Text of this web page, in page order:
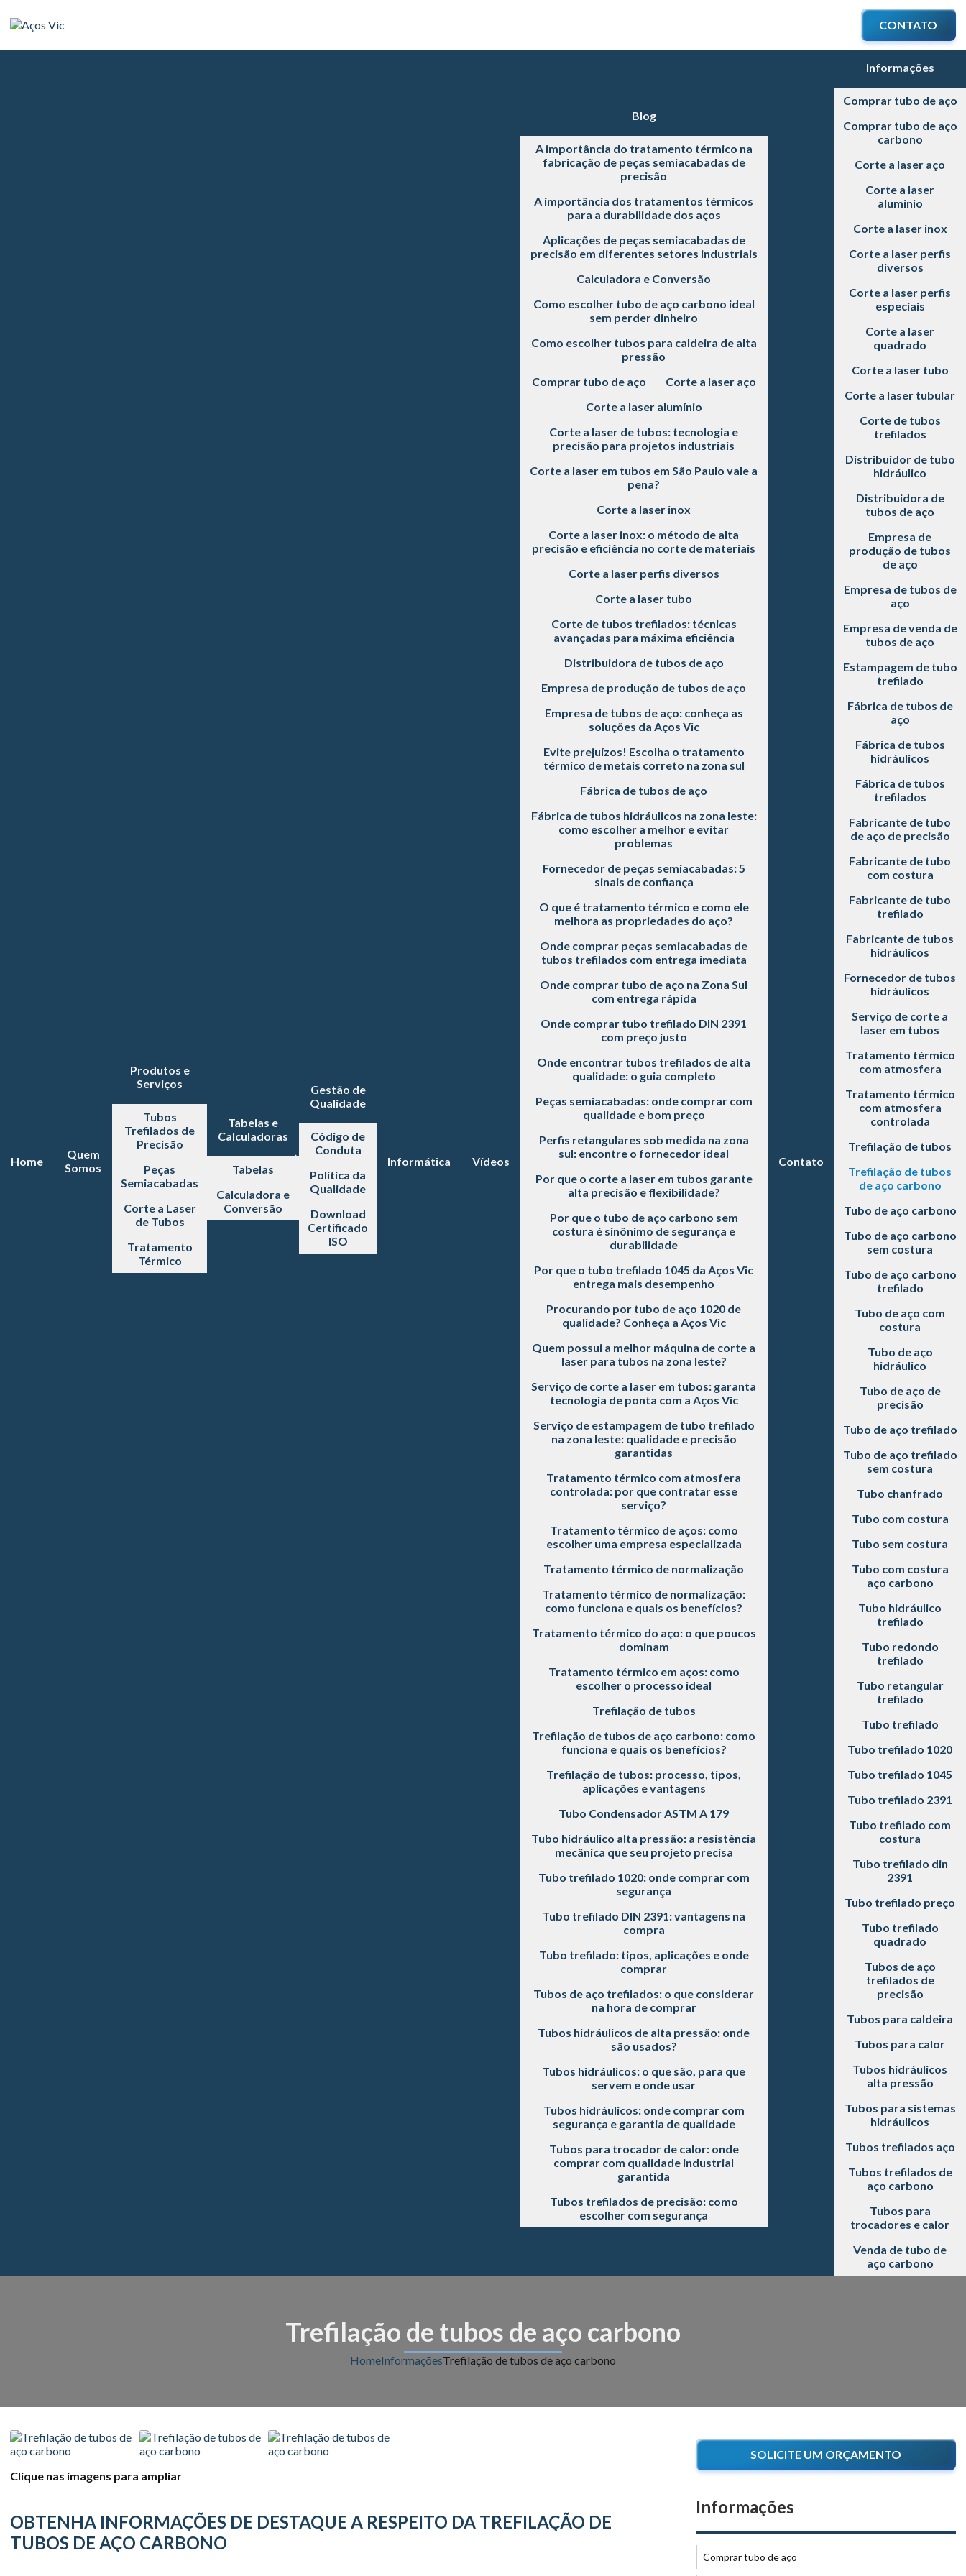
CONTATO
Home
Quem
Somos
Produtos e
Serviços
Tubos
Trefilados de
Precisão
Peças
Semiacabadas
Corte a Laser
de Tubos
Tratamento
Térmico
Tabelas e
Calculadoras
Tabelas
Calculadora e
Conversão
Gestão de
Qualidade
Código de
Conduta
Política da
Qualidade
Download
Certificado
ISO
Informática Vídeos
Blog
A importância do tratamento térmico na
fabricação de peças semiacabadas de
precisão
A importância dos tratamentos térmicos
para a durabilidade dos aços
Aplicações de peças semiacabadas de
precisão em diferentes setores industriais
Calculadora e Conversão
Como escolher tubo de aço carbono ideal
sem perder dinheiro
Como escolher tubos para caldeira de alta
pressão
Comprar tubo de aço
Corte a laser aço
Corte a laser alumínio
Corte a laser de tubos: tecnologia e
precisão para projetos industriais
Corte a laser em tubos em São Paulo vale a
pena?
Corte a laser inox
Corte a laser inox: o método de alta
precisão e eficiência no corte de materiais
Corte a laser perfis diversos
Corte a laser tubo
Corte de tubos trefilados: técnicas
avançadas para máxima eficiência
Distribuidora de tubos de aço
Empresa de produção de tubos de aço
Empresa de tubos de aço: conheça as
soluções da Aços Vic
Evite prejuízos! Escolha o tratamento
térmico de metais correto na zona sul
Fábrica de tubos de aço
Fábrica de tubos hidráulicos na zona leste:
como escolher a melhor e evitar
problemas
Fornecedor de peças semiacabadas: 5
sinais de confiança
O que é tratamento térmico e como ele
melhora as propriedades do aço?
Onde comprar peças semiacabadas de
tubos trefilados com entrega imediata
Onde comprar tubo de aço na Zona Sul
com entrega rápida
Onde comprar tubo trefilado DIN 2391
com preço justo
Onde encontrar tubos trefilados de alta
qualidade: o guia completo
Peças semiacabadas: onde comprar com
qualidade e bom preço
Perfis retangulares sob medida na zona
sul: encontre o fornecedor ideal
Por que o corte a laser em tubos garante
alta precisão e flexibilidade?
Por que o tubo de aço carbono sem
costura é sinônimo de segurança e
durabilidade
Por que o tubo trefilado 1045 da Aços Vic
entrega mais desempenho
Procurando por tubo de aço 1020 de
qualidade? Conheça a Aços Vic
Quem possui a melhor máquina de corte a
laser para tubos na zona leste?
Serviço de corte a laser em tubos: garanta
tecnologia de ponta com a Aços Vic
Serviço de estampagem de tubo trefilado
na zona leste: qualidade e precisão
garantidas
Tratamento térmico com atmosfera
controlada: por que contratar esse
serviço?
Tratamento térmico de aços: como
escolher uma empresa especializada
Tratamento térmico de normalização
Tratamento térmico de normalização:
como funciona e quais os benefícios?
Tratamento térmico do aço: o que poucos
dominam
Tratamento térmico em aços: como
escolher o processo ideal
Trefilação de tubos
Trefilação de tubos de aço carbono: como
funciona e quais os benefícios?
Trefilação de tubos: processo, tipos,
aplicações e vantagens
Tubo Condensador ASTM A 179
Tubo hidráulico alta pressão: a resistência
mecânica que seu projeto precisa
Tubo trefilado 1020: onde comprar com
segurança
Tubo trefilado DIN 2391: vantagens na
compra
Tubo trefilado: tipos, aplicações e onde
comprar
Tubos de aço trefilados: o que considerar
na hora de comprar
Tubos hidráulicos de alta pressão: onde
são usados?
Tubos hidráulicos: o que são, para que
servem e onde usar
Tubos hidráulicos: onde comprar com
segurança e garantia de qualidade
Tubos para trocador de calor: onde
comprar com qualidade industrial
garantida
Tubos trefilados de precisão: como
escolher com segurança
Contato
Informações
Comprar tubo de aço
Comprar tubo de aço
carbono
Corte a laser aço
Corte a laser
aluminio
Corte a laser inox
Corte a laser perfis
diversos
Corte a laser perfis
especiais
Corte a laser
quadrado
Corte a laser tubo
Corte a laser tubular
Corte de tubos
trefilados
Distribuidor de tubo
hidráulico
Distribuidora de
tubos de aço
Empresa de
produção de tubos
de aço
Empresa de tubos de
aço
Empresa de venda de
tubos de aço
Estampagem de tubo
trefilado
Fábrica de tubos de
aço
Fábrica de tubos
hidráulicos
Fábrica de tubos
trefilados
Fabricante de tubo
de aço de precisão
Fabricante de tubo
com costura
Fabricante de tubo
trefilado
Fabricante de tubos
hidráulicos
Fornecedor de tubos
hidráulicos
Serviço de corte a
laser em tubos
Tratamento térmico
com atmosfera
Tratamento térmico
com atmosfera
controlada
Trefilação de tubos
Trefilação de tubos
de aço carbono
Tubo de aço carbono
Tubo de aço carbono
sem costura
Tubo de aço carbono
trefilado
Tubo de aço com
costura
Tubo de aço
hidráulico
Tubo de aço de
precisão
Tubo de aço trefilado
Tubo de aço trefilado
sem costura
Tubo chanfrado
Tubo com costura
Tubo sem costura
Tubo com costura
aço carbono
Tubo hidráulico
trefilado
Tubo redondo
trefilado
Tubo retangular
trefilado
Tubo trefilado
Tubo trefilado 1020
Tubo trefilado 1045
Tubo trefilado 2391
Tubo trefilado com
costura
Tubo trefilado din
2391
Tubo trefilado preço
Tubo trefilado
quadrado
Tubos de aço
trefilados de
precisão
Tubos para caldeira
Tubos para calor
Tubos hidráulicos
alta pressão
Tubos para sistemas
hidráulicos
Tubos trefilados aço
Tubos trefilados de
aço carbono
Tubos para
trocadores e calor
Venda de tubo de
aço carbono
HomeInformaçõesTrefilação de tubos de aço carbono
Trefilação de tubos de aço carbono
Clique nas imagens para ampliar
OBTENHA INFORMAÇÕES DE DESTAQUE A RESPEITO DA TREFILAÇÃO DE
TUBOS DE AÇO CARBONO
SOLICITE UM ORÇAMENTO
Informações
Comprar tubo de aço